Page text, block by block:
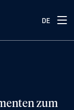
DE
zum